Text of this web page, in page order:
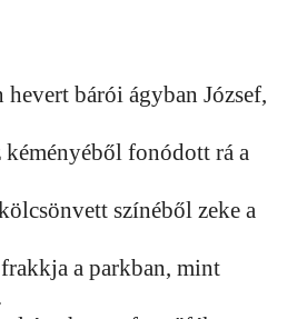
bárói ágyban József,
kéményéből fonódott rá a
színéből zeke a
a parkban, mint